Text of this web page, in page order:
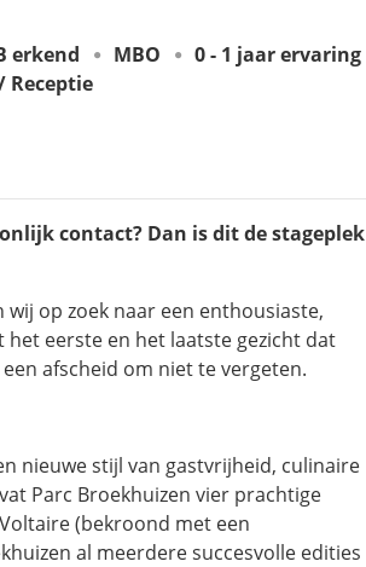
erkend MBO
0 - 1 jaar ervaring
Receptie
contact? Dan is dit de stageplek
op zoek naar een enthousiaste,
eerste en het laatste gezicht dat
afscheid om niet te vergeten.
nieuwe stijl van gastvrijheid, culinaire
Parc Broekhuizen vier prachtige
(bekroond met een
al meerdere succesvolle edities